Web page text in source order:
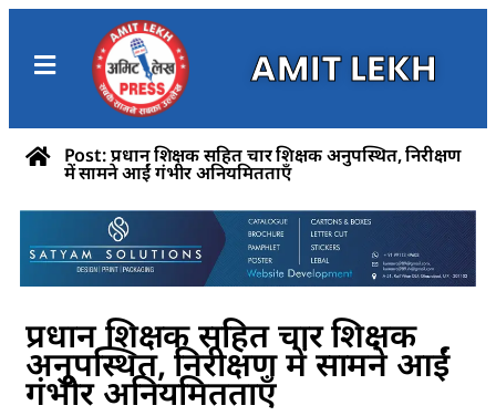
AMIT LEKH
Post: प्रधान शिक्षक सहित चार शिक्षक अनुपस्थित, निरीक्षण
में सामने आईं गंभीर अनियमितताएँ
प्रधान शिक्षक सहित चार शिक्षक
अनुपस्थित, निरीक्षण में सामने आईं
गंभीर अनियमितताएँ